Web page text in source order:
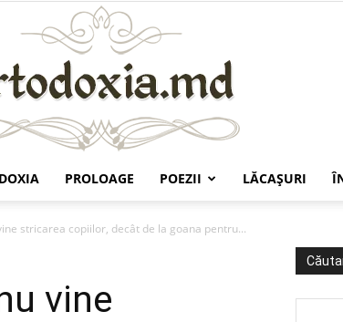
PROLOAGE POEZII LĂCAŞURI
stricarea copiilor, decât de la goana pentru...
vine